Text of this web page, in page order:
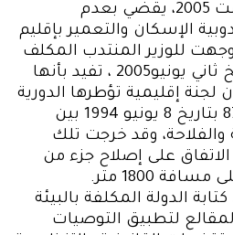
والمرسلة بتاريخ 29 غشت 2005، يقضي بعدم
الإسكان والتعمير بإقليم
للوزير المنتدب المكلف
بالإسكان والتعمير بتاريخ ثاني يونيو2005 ، تفيد بأنها
لجنة إقليمية تؤطرها الدورية
الوزارية المشتركة عدد 87 بتاريخ 8 يونيو 1994 بين
والفلاحة، وقد خرجت تلك
على إصلاح جزء من
1800 متر
.
الدولة المكلفة بالبيئة
لتطبيق التوصيات